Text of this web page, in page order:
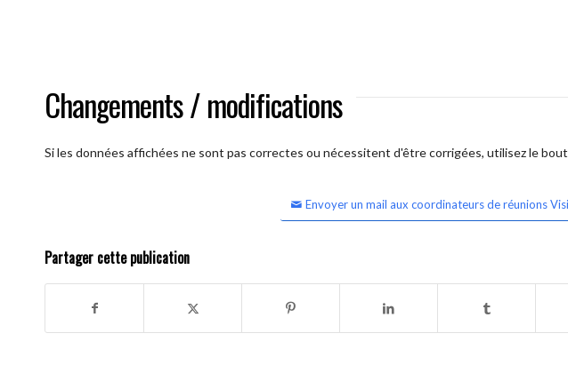
Changements / modifications
Si les données affichées ne sont pas correctes ou nécessitent d'être corrigées, utilisez le
Envoyer un mail aux coordinateurs de réunions
Partager cette publication